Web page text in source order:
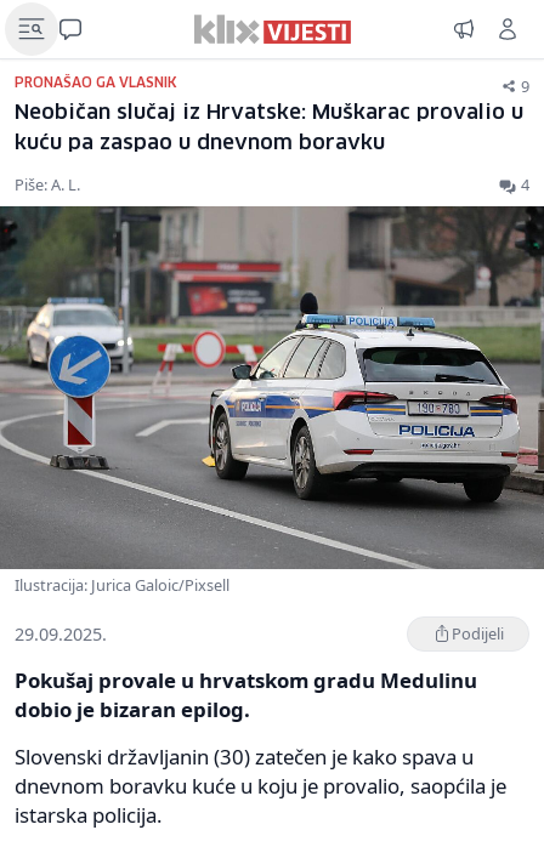
PRONAŠAO GA VLASNIK 9
Neobičan slučaj iz Hrvatske: Muškarac provalio u
kuću pa zaspao u dnevnom boravku
Piše: A. L. 4
Ilustracija: Jurica Galoic/Pixsell
29.09.2025. Podijeli
Pokušaj provale u hrvatskom gradu Medulinu
dobio je bizaran epilog.
Slovenski državljanin (30) zatečen je kako spava u
dnevnom boravku kuće u koju je provalio, saopćila je
istarska policija.